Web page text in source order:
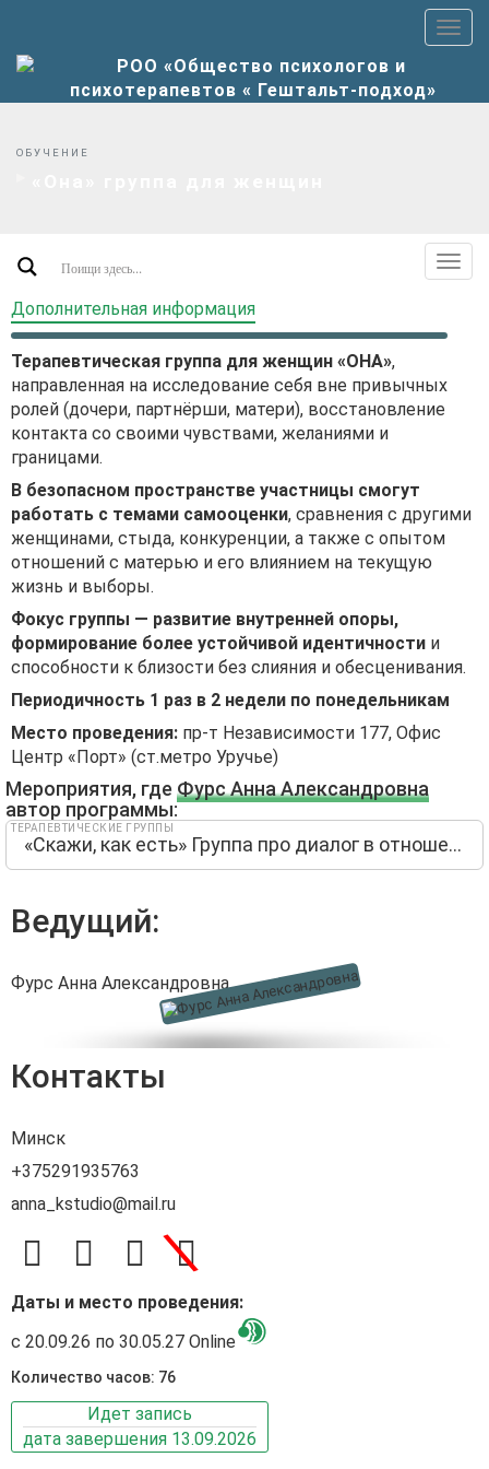
ОБУЧЕНИЕ
Дополнительная информация
Терапевтическая группа для женщин «ОНА»,
направленная на исследование себя вне привычных
ролей (дочери, партнёрши, матери), восстановление
контакта со своими чувствами, желаниями и
границами.
В безопасном пространстве участницы смогут
работать с темами самооценки, сравнения с другими
женщинами, стыда, конкуренции, а также с опытом
отношений с матерью и его влиянием на текущую
жизнь и выборы.
Фокус группы — развитие внутренней опоры,
формирование более устойчивой идентичности и
способности к близости без слияния и обесценивания.
Периодичность 1 раз в 2 недели по понедельникам
Место проведения: пр-т Независимости 177, Офис
Центр «Порт» (ст.метро Уручье)
Мероприятия, где Фурс Анна Александровна
автор программы:
«Скажи, как есть» Группа про диалог в отношениях
ТЕРАПЕВТИЧЕСКИЕ ГРУППЫ
Ведущий:
Фурс Анна Александровна
Контакты
Минск
+375291935763
anna_kstudio@mail.ru
\
Даты и место проведения:
с 20.09.26 по 30.05.27 Online
Количество часов: 76
Идет запись
дата завершения 13.09.2026